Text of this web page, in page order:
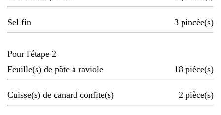
Sel fin 3 pincée(s)
Pour l'étape 2
Feuille(s) de pâte à raviole
18 pièce(s)
Cuisse(s) de canard confite(s) 2 pièce(s)